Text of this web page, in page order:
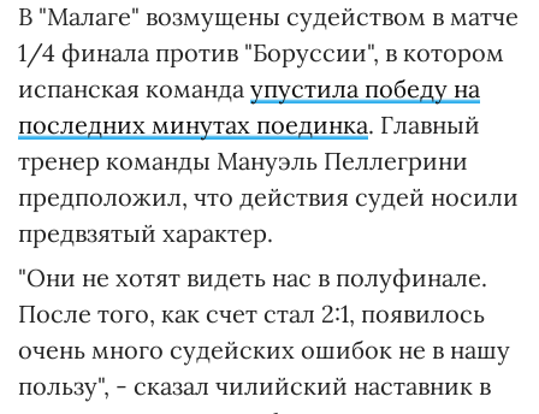
В "Малаге" возмущены судейством в матче
1/4 финала против "Боруссии", в котором
испанская команда упустила победу на
последних минутах поединка. Главный
тренер команды Мануэль Пеллегрини
предположил, что действия судей носили
предвзятый характер.
"Они не хотят видеть нас в полуфинале.
После того, как счет стал 2:1, появилось
очень много судейских ошибок не в нашу
пользу", - сказал чилийский наставник в